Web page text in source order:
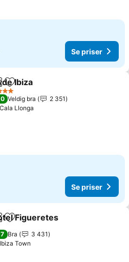
Se priser
Legg til i favoritter
Ibiza
Veldig bra
2 351
Cala Llonga
Se priser
Legg til i favoritter
Figueretes
Bra
3 431
Ibiza Town